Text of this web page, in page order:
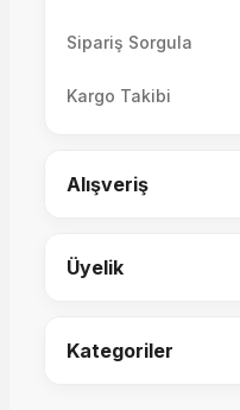
Valencia 3'lü Koltuk
Sipariş Sorgula
Kargo Takibi
Alışveriş
Üyelik
Kategoriler